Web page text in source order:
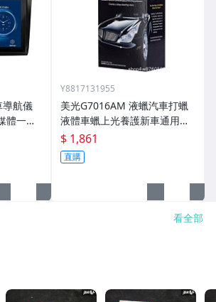
航儀
體一體
Y8817131955
美光G7016AM 液蠟汽車打蠟
液體車蠟上光養護新車通用棕
櫚蠟
$ 1,861
直購
看全部